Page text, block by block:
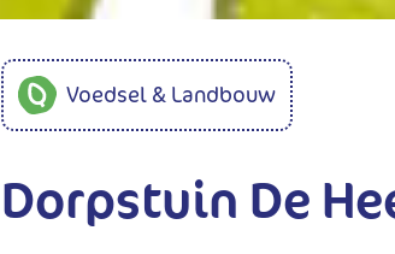
Voedsel & Landbouw
Dorpstuin De